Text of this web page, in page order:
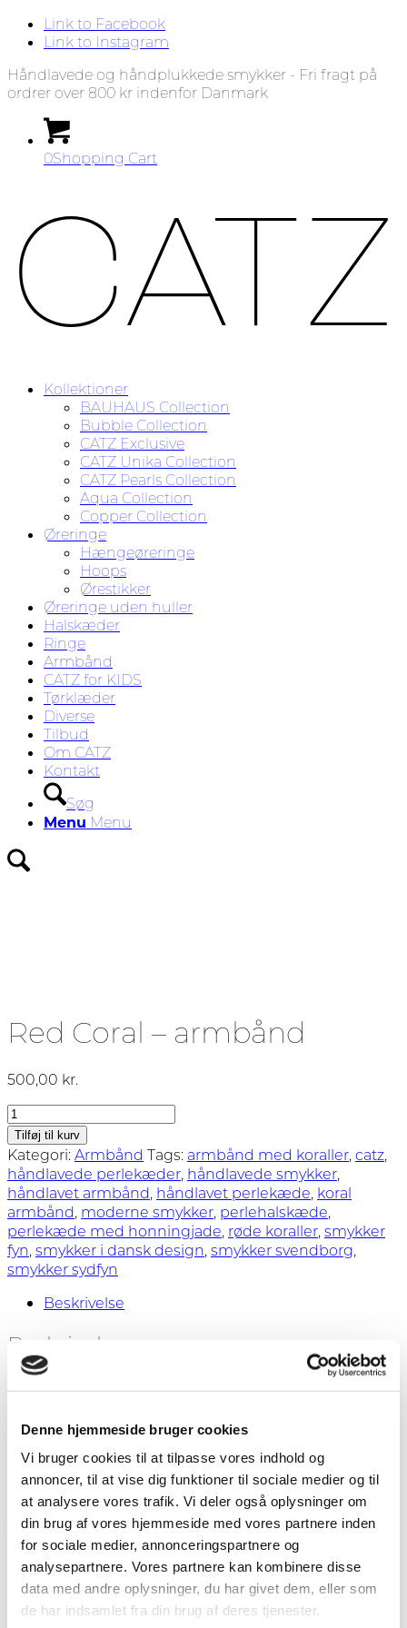
Denne hjemmeside bruger cookies
Vi bruger cookies til at tilpasse vores indhold og
annoncer, til at vise dig funktioner til sociale medier og til
at analysere vores trafik. Vi deler også oplysninger om
din brug af vores hjemmeside med vores partnere inden
for sociale medier, annonceringspartnere og
analysepartnere. Vores partnere kan kombinere disse
data med andre oplysninger, du har givet dem, eller som
de har indsamlet fra din brug af deres tjenester.
Link to Facebook
Link to Instagram
Håndlavede og håndplukkede smykker - Fri fragt på
ordrer over 800 kr indenfor Danmark
0Shopping Cart
Kollektioner
BAUHAUS Collection
Bubble Collection
CATZ Exclusive
CATZ Unika Collection
CATZ Pearls Collection
Aqua Collection
Copper Collection
Øreringe
Hængeøreringe
Hoops
Ørestikker
Øreringe uden huller
Halskæder
Ringe
Armbånd
CATZ for KIDS
Tørklæder
Diverse
Tilbud
Om CATZ
Kontakt
Søg
Menu Menu
Red Coral – armbånd
500,00 kr.
Red
Coral
-
armbånd
antal
Tilføj til kurv
Kategori:Armbånd Tags: armbånd med koraller, catz,
håndlavede perlekæder, håndlavede smykker,
håndlavet armbånd, håndlavet perlekæde, koral
armbånd, moderne smykker, perlehalskæde,
perlekæde med honningjade, røde koraller, smykker
fyn, smykker i dansk design, smykker svendborg,
smykker sydfyn
Beskrivelse
Beskrivelse
Kæden sørger for at længden kan justeres en anelse.
Håndlavet på eget værksted. Der findes halskæde
som passer til.